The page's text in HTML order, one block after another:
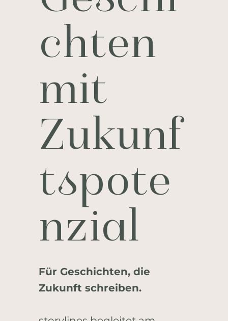
chten
mit
Zukunf
tspote
nzial
Für Geschichten, die
Zukunft schreiben.